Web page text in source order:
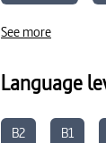
Éducation aux
See more
Language
B2 B1